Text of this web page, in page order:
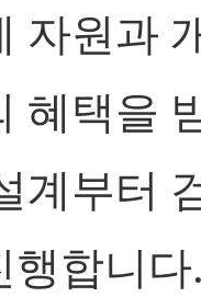
자원과
혜택을
계부터
행합니